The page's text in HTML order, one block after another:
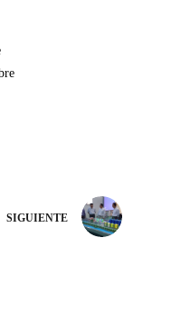
SIGUIENTE